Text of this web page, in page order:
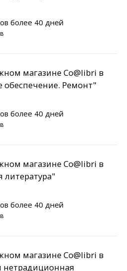
более 40 дней
магазине Co@libri в
обеспечение. Ремонт"
более 40 дней
магазине Co@libri в
литература"
более 40 дней
магазине Co@libri в
нетрадиционная